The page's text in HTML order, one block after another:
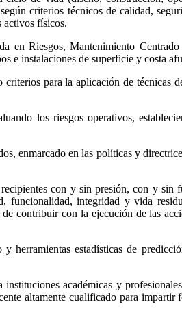
criterios técnicos de calidad,
activos físicos.
en Riesgos, Mantenimiento
e instalaciones de superficie y costa
para la aplicación de técnicas
los riesgos operativos,
enmarcado en las políticas y
con y sin presión, con y sin
funcionalidad, integridad y vida
contribuir con la ejecución de las
herramientas estadísticas de
académicas y
altamente cualificado para